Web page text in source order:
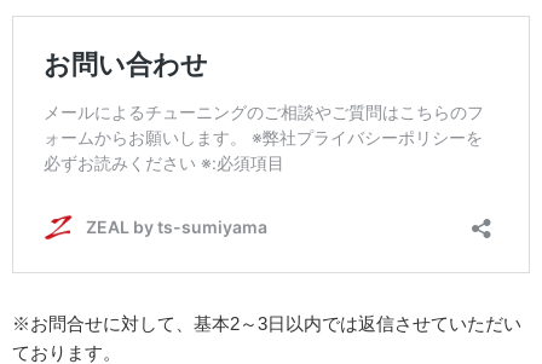
※お問合せに対して、基本2～3日以内では返信させていただい
ております。